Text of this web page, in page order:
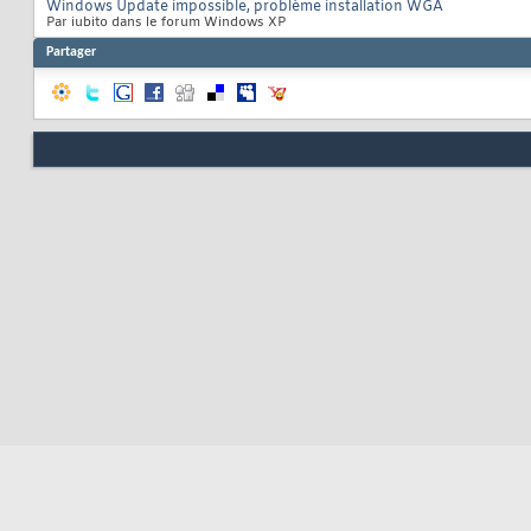
Windows Update impossible, problème installation WGA
Par iubito dans le forum Windows XP
Partager